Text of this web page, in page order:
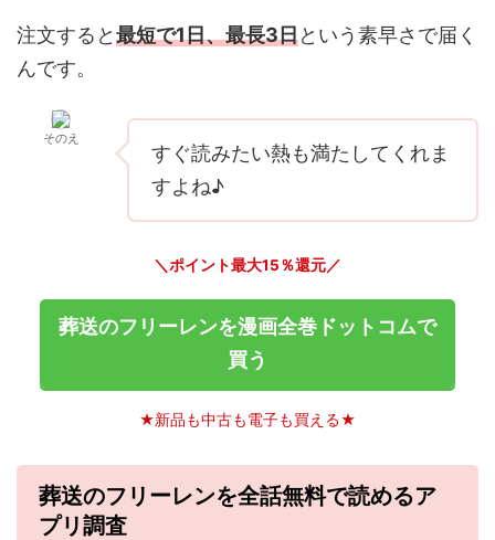
注文すると最短で1日、最長3日という素早さで届く
んです。
そのえ
すぐ読みたい熱も満たしてくれま
すよね♪
＼ポイント最大15％還元／
葬送のフリーレンを漫画全巻ドットコムで
買う
★新品も中古も電子も買える★
葬送のフリーレンを全話無料で読めるア
プリ調査